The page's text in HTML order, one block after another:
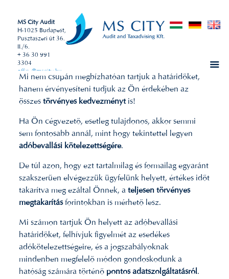
MS City Audit
H-1025 Budapest,
Pusztaszeri út 36.
II./6.
+ 36 30 991
3304
office@mscity.hu
Mi nem csupán megbízhatóan tartjuk a határidőket,
hanem érvényesíteni tudjuk az Ön érdekében az
összestörvényes kedvezménytis!
Ha Ön cégvezető, esetleg tulajdonos, akkor semmi
sem fontosabb annál, mint hogy tekintettel legyen
adóbevallási kötelezettségére.
De túl azon, hogy ezt tartalmilag és formailag egyaránt
szakszerűen elvégezzük ügyfelünk helyett, értékes időt
takarítva meg ezáltal Önnek, a teljesen törvényes
megtakarításforintokban is mérhető lesz.
Mi számon tartjuk Ön helyett az adóbevallási
határidőket, felhívjuk figyelmét az esedékes
adókötelezettségeire, és a jogszabályoknak
mindenben megfelelő módon gondoskodunk a
hatóság számára történő pontos adatszolgáltatásról.